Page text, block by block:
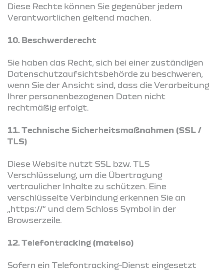
Diese Rechte können Sie gegenüber jedem
Verantwortlichen geltend machen.
10. Beschwerderecht
Sie haben das Recht, sich bei einer zuständigen
Datenschutzaufsichtsbehörde zu beschweren,
wenn Sie der Ansicht sind, dass die Verarbeitung
Ihrer personenbezogenen Daten nicht
rechtmäßig erfolgt.
11. Technische Sicherheitsmaßnahmen (SSL /
TLS)
Diese Website nutzt SSL bzw. TLS
Verschlüsselung, um die Übertragung
vertraulicher Inhalte zu schützen. Eine
verschlüsselte Verbindung erkennen Sie an
„https://“ und dem Schloss Symbol in der
Browserzeile.
12. Telefontracking (matelso)
Sofern ein Telefontracking-Dienst eingesetzt